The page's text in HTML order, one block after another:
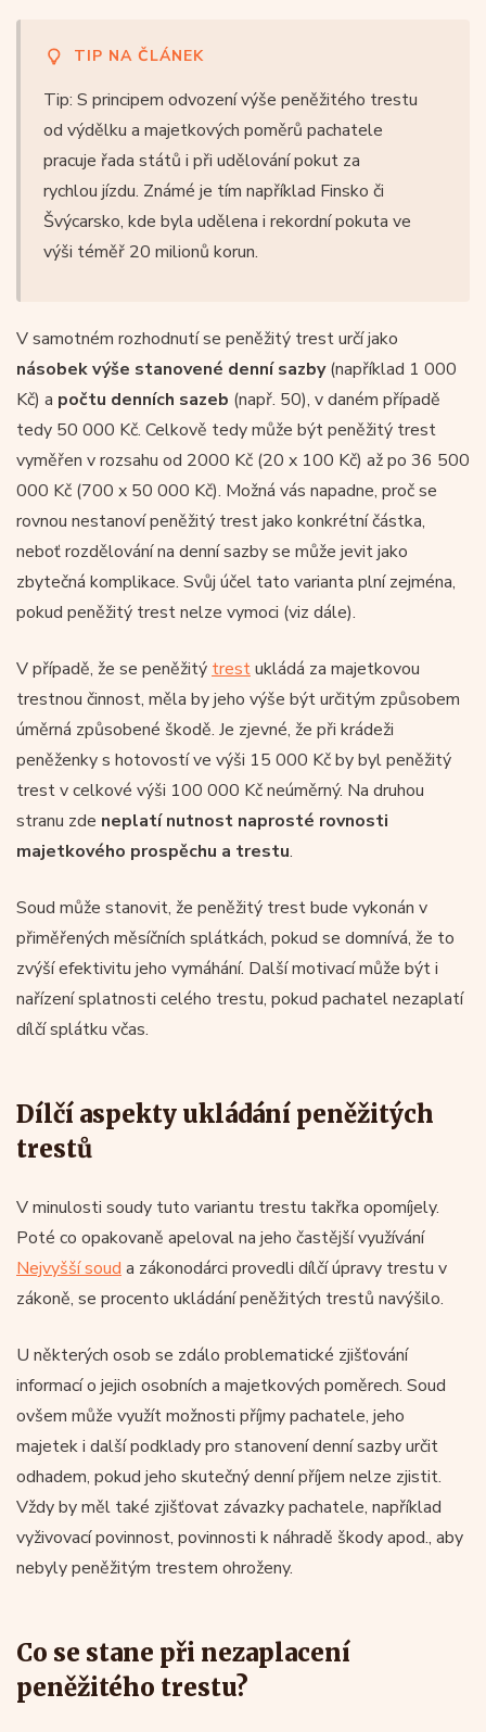
TIP NA ČLÁNEK
Tip: S principem odvození výše peněžitého trestu
od výdělku a majetkových poměrů pachatele
pracuje řada států i při udělování pokut za
rychlou jízdu. Známé je tím například Finsko či
Švýcarsko, kde byla udělena i rekordní pokuta ve
výši téměř 20 milionů korun.
V samotném rozhodnutí se peněžitý trest určí jako
násobek výše stanovené denní sazby(například 1 000
Kč) a počtu denních sazeb (např. 50), v daném případě
tedy 50 000 Kč. Celkově tedy může být peněžitý trest
vyměřen v rozsahu od 2000 Kč (20 x 100 Kč) až po 36 500
000 Kč (700 x 50 000 Kč). Možná vás napadne, proč se
rovnou nestanoví peněžitý trest jako konkrétní částka,
neboť rozdělování na denní sazby se může jevit jako
zbytečná komplikace. Svůj účel tato varianta plní zejména,
pokud peněžitý trest nelze vymoci (viz dále).
V případě, že se peněžitý trestukládá za majetkovou
trestnou činnost, měla by jeho výše být určitým způsobem
úměrná způsobené škodě. Je zjevné, že při krádeži
peněženky s hotovostí ve výši 15 000 Kč by byl peněžitý
trest v celkové výši 100 000 Kč neúměrný. Na druhou
stranu zde neplatí nutnost naprosté rovnosti
majetkového prospěchu a trestu.
Soud může stanovit, že peněžitý trest bude vykonán v
přiměřených měsíčních splátkách, pokud se domnívá, že to
zvýší efektivitu jeho vymáhání. Další motivací může být i
nařízení splatnosti celého trestu, pokud pachatel nezaplatí
dílčí splátku včas.
Dílčí aspekty ukládání peněžitých
trestů
V minulosti soudy tuto variantu trestu takřka opomíjely.
Poté co opakovaně apeloval na jeho častější využívání
Nejvyšší soud a zákonodárci provedli dílčí úpravy trestu v
zákoně, se procento ukládání peněžitých trestů navýšilo.
U některých osob se zdálo problematické zjišťování
informací o jejich osobních a majetkových poměrech. Soud
ovšem může využít možnosti příjmy pachatele, jeho
majetek i další podklady pro stanovení denní sazby určit
odhadem, pokud jeho skutečný denní příjem nelze zjistit.
Vždy by měl také zjišťovat závazky pachatele, například
vyživovací povinnost, povinnosti k náhradě škody apod., aby
nebyly peněžitým trestem ohroženy.
Co se stane při nezaplacení
peněžitého trestu?